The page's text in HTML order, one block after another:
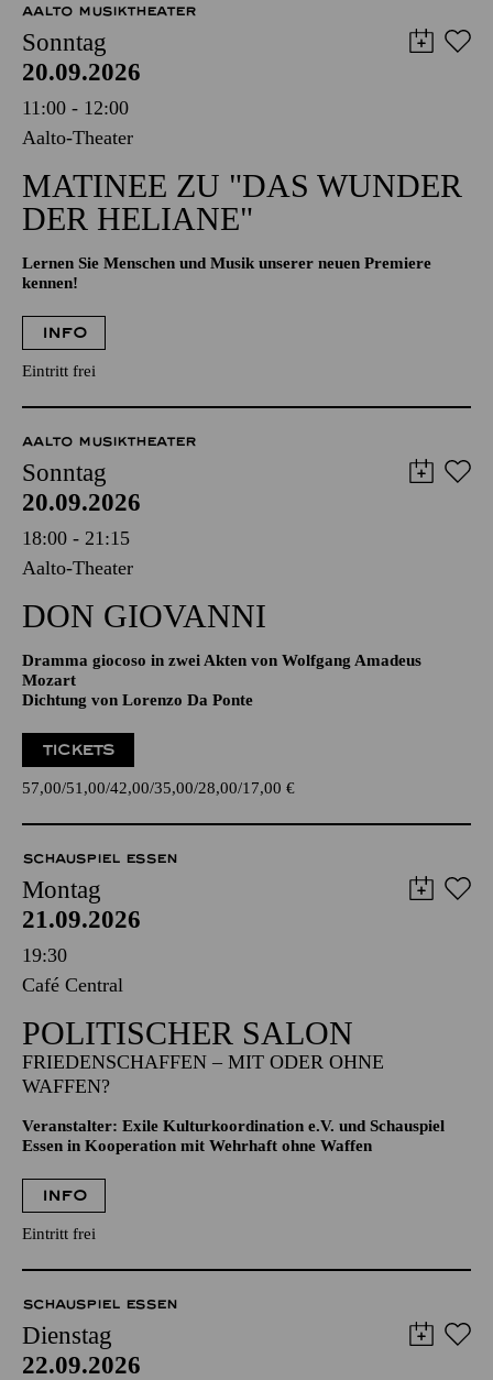
AALTO MUSIKTHEATER
Sonntag
20.09.2026
11:00 - 12:00
Aalto-Theater
MATINEE ZU "DAS WUNDER
DER HELIANE"
Lernen Sie Menschen und Musik unserer neuen Premiere
kennen!
INFO
Eintritt frei
AALTO MUSIKTHEATER
Sonntag
20.09.2026
18:00 - 21:15
Aalto-Theater
DON GIO­VANNI
Dramma giocoso in zwei Akten von Wolfgang Amadeus
Mozart
Dichtung von Lorenzo Da Ponte
TICKETS
57,00 51,00 42,00 35,00 28,00 17,00 €
SCHAUSPIEL ESSEN
Montag
21.09.2026
19:30
Café Central
POLITISCHER SALON
FRIEDENSCHAFFEN – MIT ODER OHNE
WAFFEN?
Veranstalter: Exile Kulturkoordination e.V. und Schauspiel
Essen in Kooperation mit Wehrhaft ohne Waffen
INFO
Eintritt frei
SCHAUSPIEL ESSEN
Dienstag
22.09.2026